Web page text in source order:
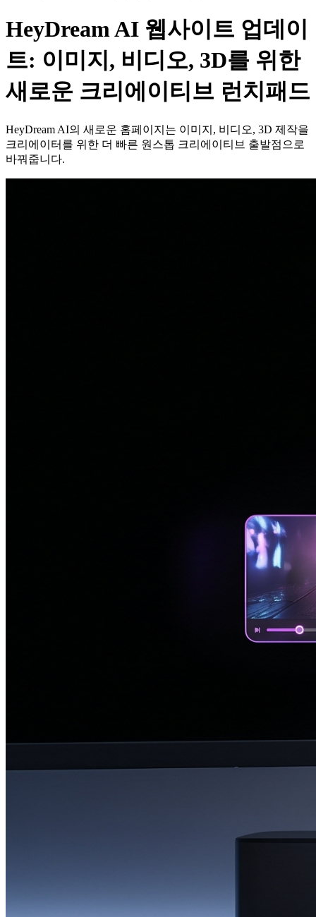
HeyDream AI 웹사이트 업데이
트: 이미지, 비디오, 3D를 위한
새로운 크리에이티브 런치패드
HeyDream AI의 새로운 홈페이지는 이미지, 비디오, 3D 제작을
크리에이터를 위한 더 빠른 원스톱 크리에이티브 출발점으로
바꿔줍니다.